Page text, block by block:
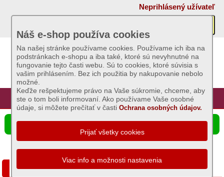
Neprihlásený užívateľ
Úvod Hlavná stránka Prihlásenie Registrácia
Náš e-shop používa cookies
Na našej stránke používame cookies. Používame ich iba na
podstránkach e-shopu a iba také, ktoré sú nevyhnutné na
fungovanie tejto časti webu. Sú to cookies, ktoré súvisia s
vašim prihlásením. Bez ich použitia by nakupovanie nebolo
možné.
Keďže rešpektujeme právo na Vaše súkromie, chceme, aby
ste o tom boli informovaní. Ako používame Vaše osobné
údaje, si môžete prečítať v častiOchrana osobných údajov.
☰ Ponuka produktov
Akcie
Sviečky
Umelé
kvety
Semená
a
osivá
Zemiaky sadbové